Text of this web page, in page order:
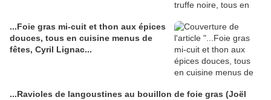
...Foie gras mi-cuit et thon aux épices
douces, tous en cuisine menus de
fêtes, Cyril Lignac...
...Ravioles de langoustines au bouillon de foie gras (Joël